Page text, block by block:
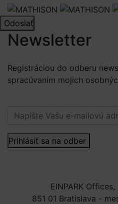
Odoslať
Newsletter
Registráciou do odberu
spracúvaním mojich
Prihlásiť sa na odber
EINPARK
851 01 Bratislava -